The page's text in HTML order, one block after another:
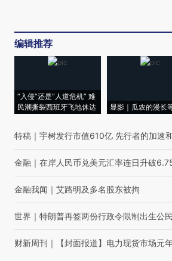
编辑推荐
“入侵”还是“人道危机” 难
民潮撕裂西班牙飞地休达
显影｜瓜农的漫长
特稿 ｜ 宇树发行市值610亿 先行者的加速
金融 ｜ 在岸人民币兑美元汇率连日升破
金融我闻 ｜ 艾路明及多名股东被拘
世界 ｜ 特朗普再签两份行政令限制出生公
财新周刊 ｜ 【封面报道】电力现货市场元